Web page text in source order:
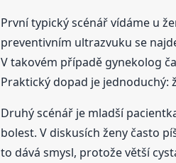
První typický scénář vídáme u
preventivním ultrazvuku se
V takovém případě gynekolog
Praktický dopad je jednoduchý:
Druhý scénář je mladší
bolest. V diskusích ženy často
to dává smysl, protože větší